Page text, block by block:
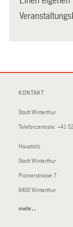
KONTAKT
Stadt Winterthur
Telefonzentrale: +41
Hauptsitz
Stadt Winterthur
Pionierstrasse 7
8400 Winterthur
mehr…